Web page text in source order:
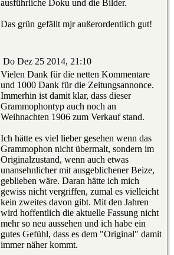
ausführliche Doku und die Bilder.
Das grün gefällt mjr außerordentlich gut!
Do Dez 25 2014, 21:10
Vielen Dank für die netten Kommentare
und 1000 Dank für die Zeitungsannonce.
Immerhin ist damit klar, dass dieser
Grammophontyp auch noch an
Weihnachten 1906 zum Verkauf stand.
Ich hätte es viel lieber gesehen wenn das
Grammophon nicht übermalt, sondern im
Originalzustand, wenn auch etwas
unansehnlicher mit ausgeblichener Beize,
geblieben wäre. Daran hätte ich mich
gewiss nicht vergriffen, zumal es vielleicht
kein zweites davon gibt. Mit den Jahren
wird hoffentlich die aktuelle Fassung nicht
mehr so neu aussehen und ich habe ein
gutes Gefühl, dass es dem "Original" damit
immer näher kommt.